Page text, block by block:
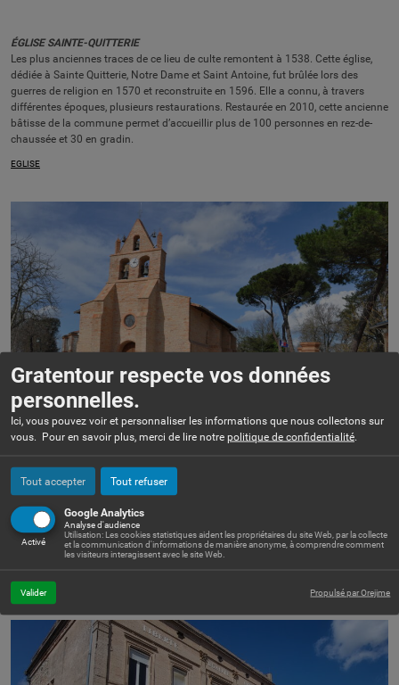
Gratentour respecte vos données
personnelles.
Ici, vous pouvez voir et personnaliser les informations que nous collectons sur
vous. Pour en savoir plus, merci de lire notre politique de confidentialité.
Tout accepter Tout refuser
Google Analytics
Activé
Analyse d'audience
Utilisation: Les cookies statistiques aident les propriétaires du site Web, par la collecte
et la communication d'informations de manière anonyme, à comprendre comment
les visiteurs interagissent avec le site Web.
Valider Propulsé par Orejime
ÉGLISE SAINTE-QUITTERIE
Les plus anciennes traces de ce lieu de culte remontent à 1538. Cette église,
dédiée à Sainte Quitterie, Notre Dame et Saint Antoine, fut brûlée lors des
guerres de religion en 1570 et reconstruite en 1596. Elle a connu, à travers
différentes époques, plusieurs restaurations. Restaurée en 2010, cette ancienne
bâtisse de la commune permet d’accueillir plus de 100 personnes en rez-de-
chaussée et 30 en gradin.
EGLISE
MAIRIE DE GRATENTOUR
Cette maison bourgeoise fut occupée, depuis la fin du XXe siècle et abritait en
dernier lieu un hôtel restaurant.
Depuis janvier 2000, après travaux, le bâtiment accueille les services de la